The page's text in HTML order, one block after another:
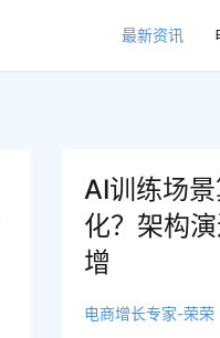
最新资讯
AI训练场
化？架构
增
电商增长专家-荣荣